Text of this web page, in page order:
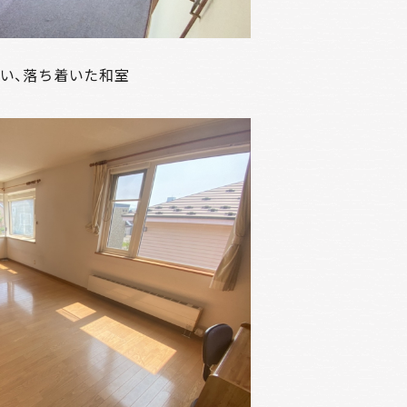
、落ち着いた和室